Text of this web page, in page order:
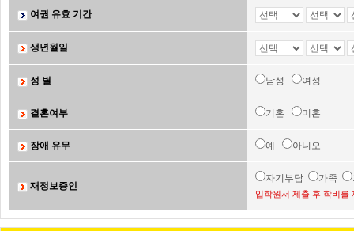
여권 유효 기간
생년월일
성 별 남성 여성
결혼여부 기혼 미혼
장애 유무 예 아니오
재정보증인
자기부담 가족
입학원서 제출 후 학비를